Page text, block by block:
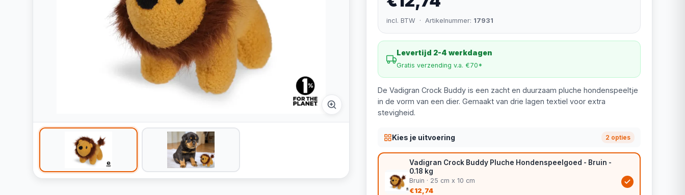
incl. BTW · Artikelnummer: 17931
Levertijd 2-4 werkdagen
Gratis verzending v.a. €70*
De Vadigran Crock Buddy is een zacht en duurzaam pluche hondenspeeltje
in de vorm van een dier. Gemaakt van drie lagen textiel voor extra
stevigheid.
Kies je uitvoering 2 opties
Vadigran Crock Buddy Pluche Hondenspeelgoed - Bruin -
0.18 kg
Bruin · 25 cm x 10 cm
€12,74